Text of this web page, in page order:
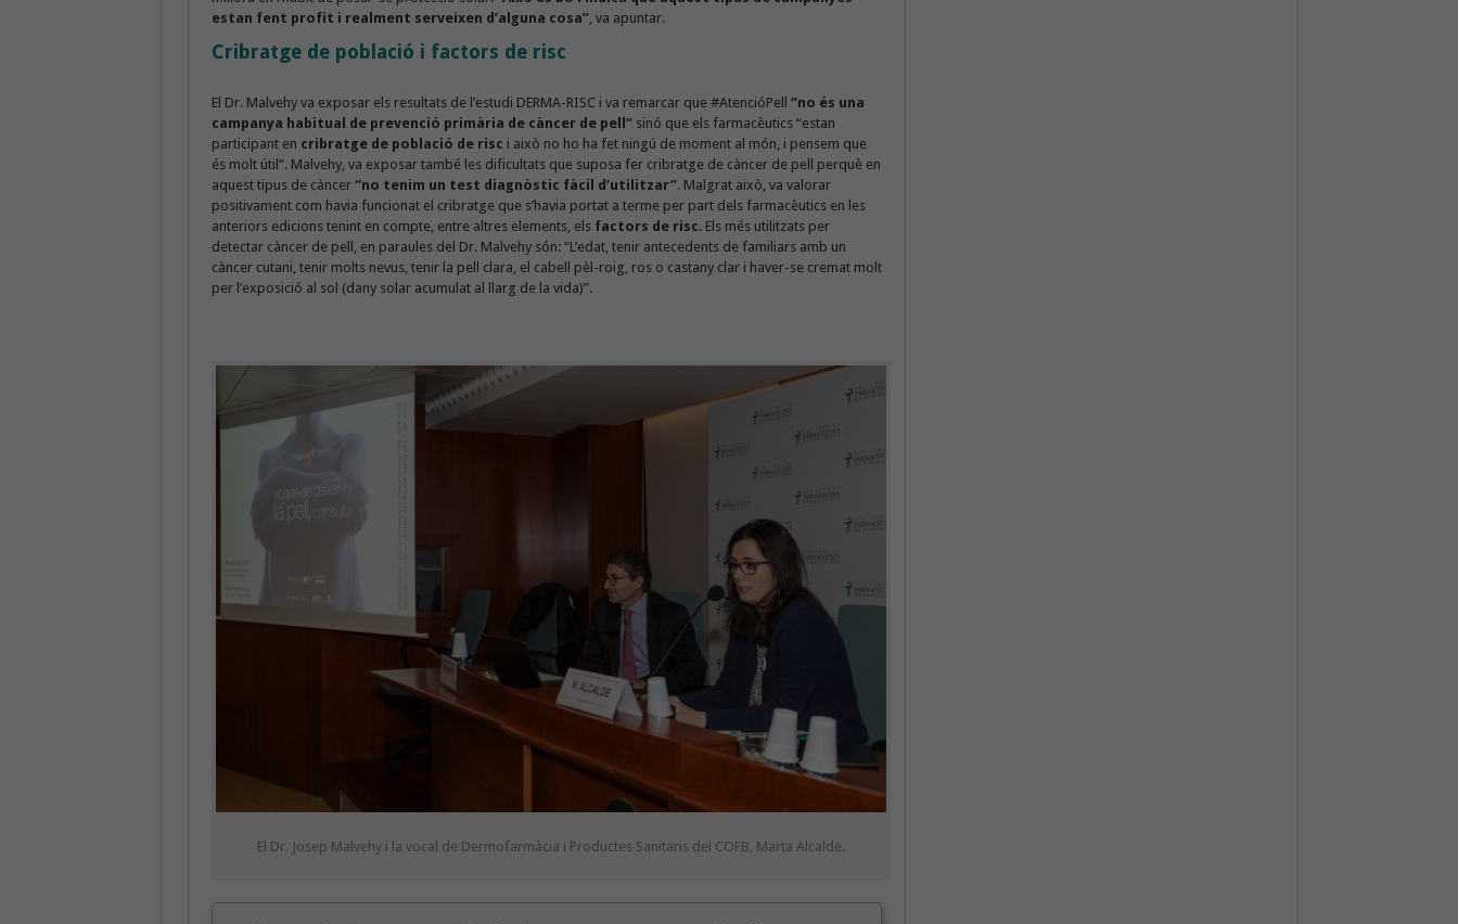
estan fent profit i realment serveixen d’alguna cosa”, va apuntar.
Cribratge de població i factors de risc
El Dr. Malvehy va exposar els resultats de l’estudi DERMA-RISC i va remarcar que #AtencióPell “no és una
campanya habitual de prevenció primària de càncer de pell”sinó que els farmacèutics “estan
participant en cribratge de població de risc i això no ho ha fet ningú de moment al món, i pensem que
és molt útil”. Malvehy, va exposar també les dificultats que suposa fer cribratge de càncer de pell perquè en
aquest tipus de càncer “no tenim un test diagnòstic fàcil d’utilitzar”. Malgrat això, va valorar
positivament com havia funcionat el cribratge que s’havia portat a terme per part dels farmacèutics en les
anteriors edicions tenint en compte, entre altres elements, els factors de risc. Els més utilitzats per
detectar càncer de pell, en paraules del Dr. Malvehy són: “L’edat, tenir antecedents de familiars amb un
càncer cutani, tenir molts nevus, tenir la pell clara, el cabell pèl-roig, ros o castany clar i haver-se cremat molt
per l’exposició al sol (dany solar acumulat al llarg de la vida)”.
El Dr. Josep Malvehy i la vocal de Dermofarmàcia i Productes Sanitaris del COFB, Marta Alcalde.